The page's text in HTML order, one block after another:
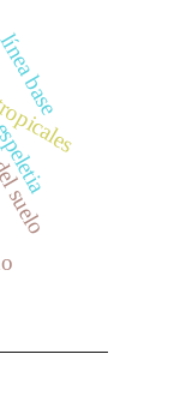
línea base